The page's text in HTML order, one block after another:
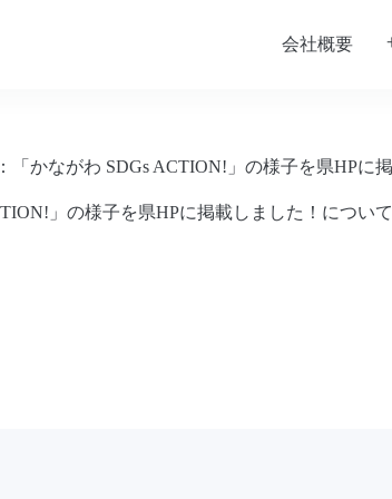
会社概要
「かながわ SDGs ACTION!」の様子を県HPに
」の様子を県HPに掲載しました！について